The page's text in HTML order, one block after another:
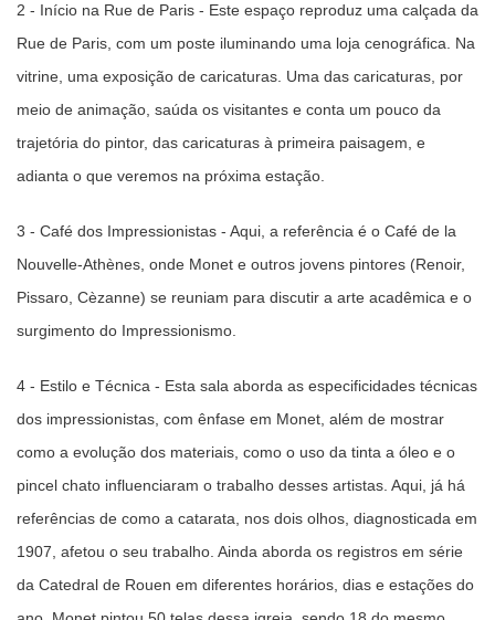
2 - Início na Rue de Paris - Este espaço reproduz uma calçada da
Rue de Paris, com um poste iluminando uma loja cenográfica. Na
vitrine, uma exposição de caricaturas. Uma das caricaturas, por
meio de animação, saúda os visitantes e conta um pouco da
trajetória do pintor, das caricaturas à primeira paisagem, e
adianta o que veremos na próxima estação.
3 - Café dos Impressionistas - Aqui, a referência é o Café de la
Nouvelle-Athènes, onde Monet e outros jovens pintores (Renoir,
Pissaro, Cèzanne) se reuniam para discutir a arte acadêmica e o
surgimento do Impressionismo.
4 - Estilo e Técnica - Esta sala aborda as especificidades técnicas
dos impressionistas, com ênfase em Monet, além de mostrar
como a evolução dos materiais, como o uso da tinta a óleo e o
pincel chato influenciaram o trabalho desses artistas. Aqui, já há
referências de como a catarata, nos dois olhos, diagnosticada em
1907, afetou o seu trabalho. Ainda aborda os registros em série
da Catedral de Rouen em diferentes horários, dias e estações do